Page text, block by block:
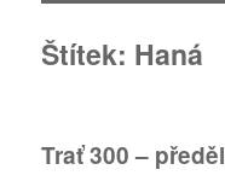
Štítek: Haná
Trať 300 –